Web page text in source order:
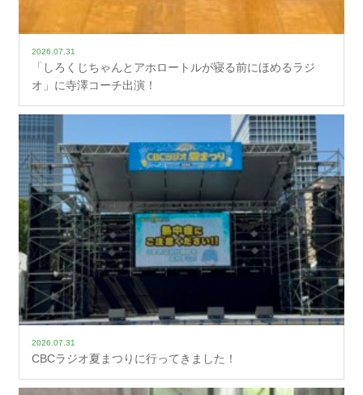
2026.07.31
「しろくじちゃんとアホロートルが寝る前にほめるラジ
オ」に寺澤コーチ出演！
2026.07.31
CBCラジオ夏まつりに行ってきました！